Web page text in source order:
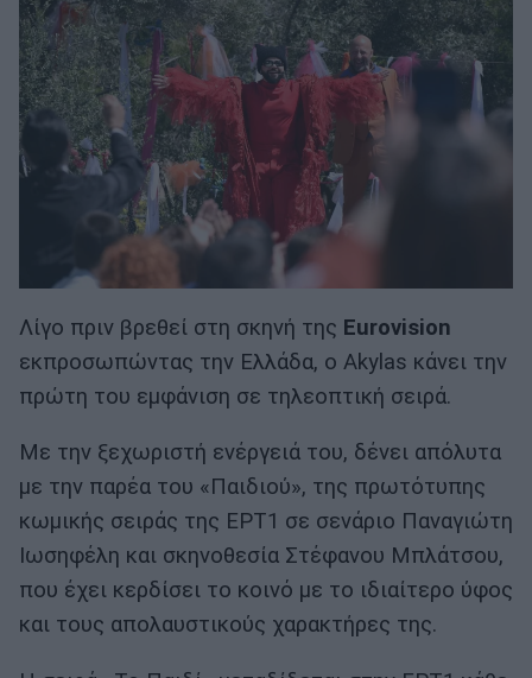
Λίγο πριν βρεθεί στη σκηνή της Eurovision
εκπροσωπώντας την Ελλάδα, ο Akylas κάνει την
πρώτη του εμφάνιση σε τηλεοπτική σειρά.
Με την ξεχωριστή ενέργειά του, δένει απόλυτα
με την παρέα του «Παιδιού», της πρωτότυπης
κωμικής σειράς της ΕΡΤ1 σε σενάριο Παναγιώτη
Ιωσηφέλη και σκηνοθεσία Στέφανου Μπλάτσου,
που έχει κερδίσει το κοινό με το ιδιαίτερο ύφος
και τους απολαυστικούς χαρακτήρες της.